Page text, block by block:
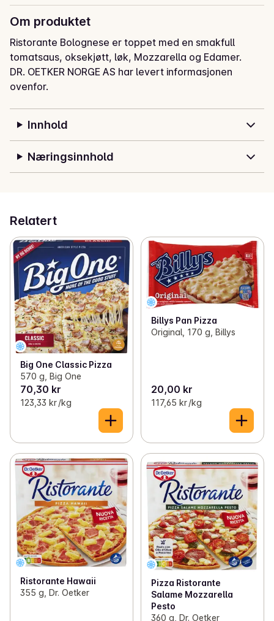
Om produktet
Ristorante Bolognese er toppet med en smakfull
tomatsaus, oksekjøtt, løk, Mozzarella og Edamer.
DR. OETKER NORGE AS har levert informasjonen
ovenfor.
Innhold
Næringsinnhold
Relatert
Big One Classic Pizza
570 g, Big One
70,30 kr
123,33 kr /kg
Billys Pan Pizza
Original, 170 g, Billys
20,00 kr
117,65 kr /kg
Ristorante Hawaii
355 g, Dr. Oetker
Pizza Ristorante
Salame Mozzarella
Pesto
360 g, Dr. Oetker